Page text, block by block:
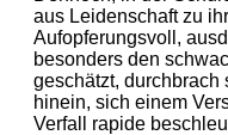
aus Leidenschaft zu
Aufopferungsvoll,
besonders den
geschätzt,
hinein, sich einem
Verfall rapide